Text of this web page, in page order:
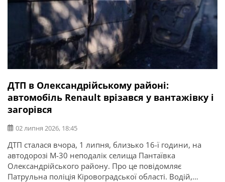
ДТП в Олександрійському районі:
автомобіль Renault врізався у вантажівку і
загорівся
02 липня 2026, 18:45
ДТП сталася вчора, 1 липня, близько 16-ї години, на
автодорозі М-30 неподалік селища Пантаївка
Олександрійського району. Про це повідомляє
Патрульна поліція Кіровоградської області. Водій,